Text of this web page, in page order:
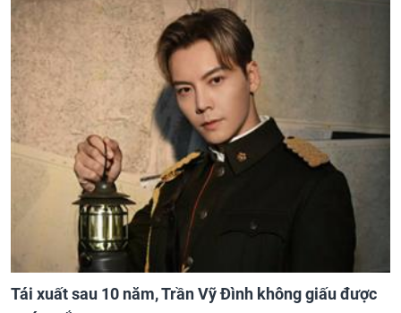
Tái xuất sau 10 năm, Trần Vỹ Đình không giấu được